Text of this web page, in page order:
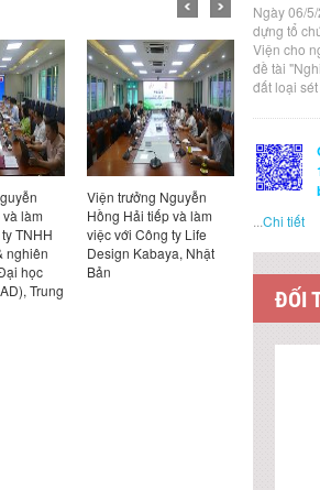
làm
TNHH
nghiên
học
Trung
Viện trưởng Nguyễn
Hồng Hải tiếp và làm
việc với Công ty Life
Design Kabaya, Nhật
Bản
Hội thảo
ở xã hội
và giải
Nam”
Ngày 06/
dựng tổ
Viện cho
đề tài
đất loại
...Chi tiết
ĐỐI